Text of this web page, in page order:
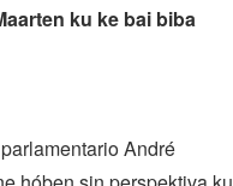
ku ke bai biba
André